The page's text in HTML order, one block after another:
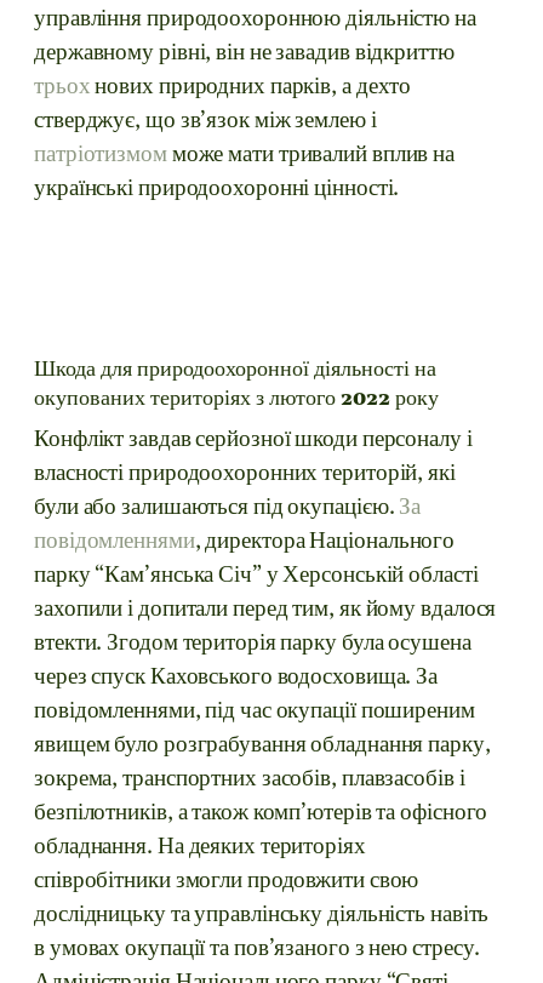
управління природоохоронною діяльністю на
державному рівні, він не завадив відкриттю
трьох нових природних парків, а дехто
стверджує, що зв’язок між землею і
патріотизмомможе мати тривалий вплив на
українські природоохоронні цінності.
Шкода для природоохоронної діяльності на
окупованих територіях з лютого 2022 року
Конфлікт завдав серйозної шкоди персоналу і
власності природоохоронних територій, які
були або залишаються під окупацією. За
повідомленнями, директора Національного
парку “Кам’янська Січ” у Херсонській області
захопили і допитали перед тим, як йому вдалося
втекти. Згодом територія парку була осушена
через спуск Каховського водосховища. За
повідомленнями, під час окупації поширеним
явищем було розграбування обладнання парку,
зокрема, транспортних засобів, плавзасобів і
безпілотників, а також комп’ютерів та офісного
обладнання. На деяких територіях
співробітники змогли продовжити свою
дослідницьку та управлінську діяльність навіть
в умовах окупації та пов’язаного з нею стресу.